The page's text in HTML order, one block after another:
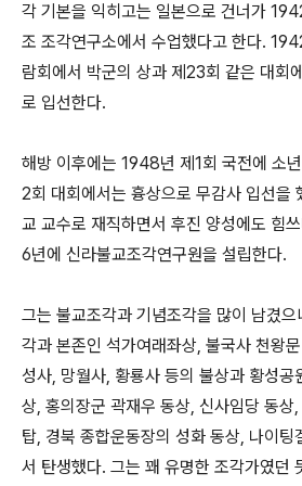
각 기본을 익히고는 일본으로 건너가
조 조각연구소에서 수업했다고 한다.
람회에서 박군의 상과 제23회 같은 대회
로 입선한다.
해방 이후에는 1948년 제1회 국전에 소
2회 대회에서는 흉상으로 무감사 입선을
교 교수로 재직하면서 후진 양성에도 힘
6년에 신라불교조각연구원을 설립한다.
그는 불교조각과 기념조각을 많이 남겼
각과 본존인 석가여래좌상, 불국사 천왕
성사, 망월사, 황룡사 등의 불상과 황성공
상, 홍의장군 곽재우 동상, 신사임당 동상
탑, 경북 종합운동장의 성화 동상, 나이팅
서 탄생했다. 그는 꽤 유명한 조각가였던